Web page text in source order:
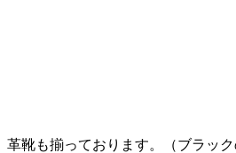
革靴も揃っております。（ブラッ